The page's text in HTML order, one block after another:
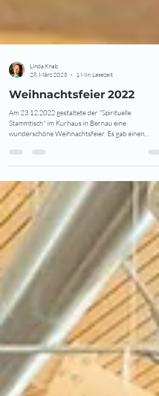
28. März 2023
1 Min. Lesezeit
Weihnachtsfeier 2022
Am 23.12.2022 gestaltete der "Spirituelle
wunderschöne Weihnachtsfeier. Es gab einen...